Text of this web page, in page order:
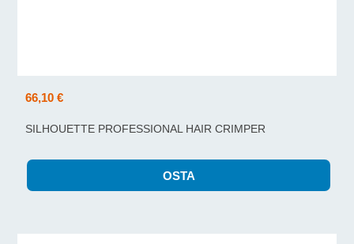
66,10 €
SILHOUETTE PROFESSIONAL HAIR CRIMPER